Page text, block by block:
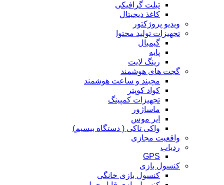
تبلت گرافیکی
کاغذ دیجیتال
ویدیو پروژکتور
تجهیزات تولید محتوا
گیمبال
پایه
رینگ لایت
گجت های هوشمند
مچبند و ساعت هوشمند
کواد کوپتر
تجهیزات کمپینگ
ماساژور
ایر موس
واکی تاکی ( دستگاه بیسیم)
واقعیت مجازی
ردیاب
GPS
کنسول بازی
کنسول بازی خانگی